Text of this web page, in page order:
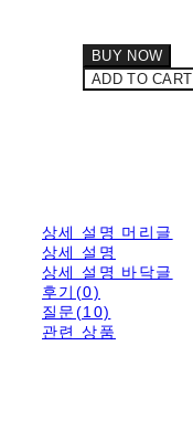
BUY NOW
ADD TO CART
상세 설명 머리글
상세 설명
상세 설명 바닥글
후기(0)
질문(10)
관련 상품